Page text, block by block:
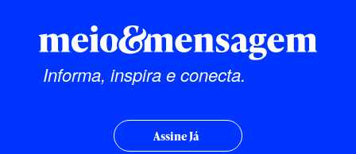
Informa, inspira e conecta.
Assine Já